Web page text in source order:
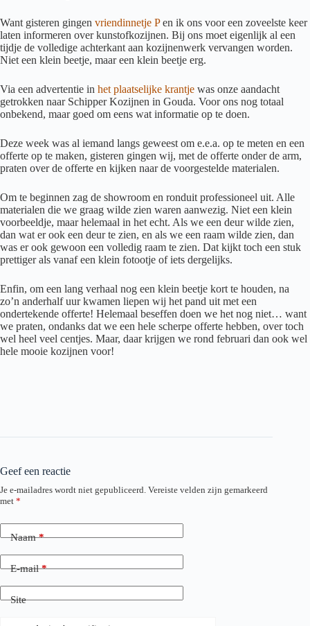
Want gisteren gingen vriendinnetje Pen ik ons voor een zoveelste keer
laten informeren over kunstofkozijnen. Bij ons moet eigenlijk al een
tijdje de volledige achterkant aan kozijnenwerk vervangen worden.
Niet een klein beetje, maar een klein beetje erg.
Via een advertentie in het plaatselijke krantje was onze aandacht
getrokken naar Schipper Kozijnen in Gouda. Voor ons nog totaal
onbekend, maar goed om eens wat informatie op te doen.
Deze week was al iemand langs geweest om e.e.a. op te meten en een
offerte op te maken, gisteren gingen wij, met de offerte onder de arm,
praten over de offerte en kijken naar de voorgestelde materialen.
Om te beginnen zag de showroom en ronduit professioneel uit. Alle
materialen die we graag wilde zien waren aanwezig. Niet een klein
voorbeeldje, maar helemaal in het echt. Als we een deur wilde zien,
dan wat er ook een deur te zien, en als we een raam wilde zien, dan
was er ook gewoon een volledig raam te zien. Dat kijkt toch een stuk
prettiger als vanaf een klein fotootje of iets dergelijks.
Enfin, om een lang verhaal nog een klein beetje kort te houden, na
zo’n anderhalf uur kwamen liepen wij het pand uit met een
ondertekende offerte! Helemaal beseffen doen we het nog niet… want
we praten, ondanks dat we een hele scherpe offerte hebben, over toch
wel heel veel centjes. Maar, daar krijgen we rond februari dan ook wel
hele mooie kozijnen voor!
Geef een reactie
Je e-mailadres wordt niet gepubliceerd. Vereiste velden zijn gemarkeerd
met *
Naam*
E-mail*
Site